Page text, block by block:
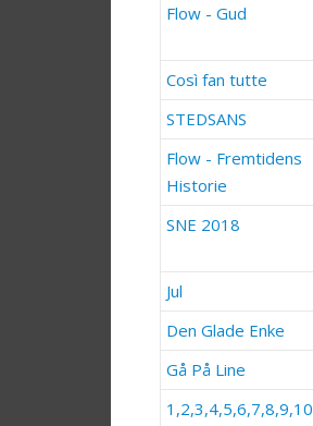
Flow - Gud
Così fan tutte
STEDSANS
Flow - Fremtidens
Historie
SNE 2018
Jul
Den Glade Enke
Gå På Line
1,2,3,4,5,6,7,8,9,10